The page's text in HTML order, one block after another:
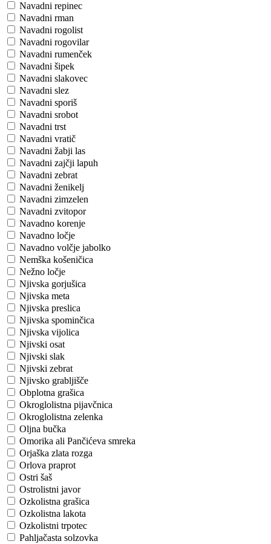
Navadni repinec
Navadni rman
Navadni rogolist
Navadni rogovilar
Navadni rumenček
Navadni šipek
Navadni slakovec
Navadni slez
Navadni sporiš
Navadni srobot
Navadni trst
Navadni vratič
Navadni žabji las
Navadni zajčji lapuh
Navadni zebrat
Navadni ženikelj
Navadni zimzelen
Navadni zvitopor
Navadno korenje
Navadno ločje
Navadno volčje jabolko
Nemška košeničica
Nežno ločje
Njivska gorjušica
Njivska meta
Njivska preslica
Njivska spominčica
Njivska vijolica
Njivski osat
Njivski slak
Njivski zebrat
Njivsko grabljišče
Obplotna grašica
Okroglolistna pijavčnica
Okroglolistna zelenka
Oljna bučka
Omorika ali Pančićeva smreka
Orjaška zlata rozga
Orlova praprot
Ostri šaš
Ostrolistni javor
Ozkolistna grašica
Ozkolistna lakota
Ozkolistni trpotec
Pahljačasta solzovka